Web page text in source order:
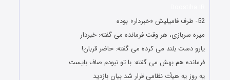
52- طرف فامیلیش «خبردار» بوده
میره سربازی، هر وقت فرمانده می گفته: خبردار
یارو دست بلند می کرده می گفته: حاضر قربان!
فرمانده هم بهش می گفته: با تو نبودم صاف بایست
یه روز یه هیأت نظامی قرار شد بیان بازدید